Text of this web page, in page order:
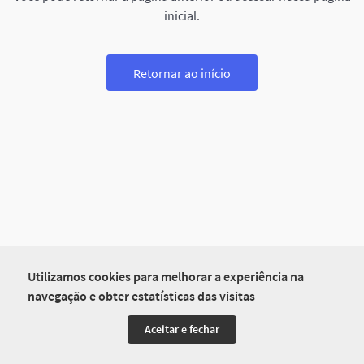
Utilizamos cookies para melhorar a experiência na
navegação e obter estatísticas das visitas
Aceitar e fechar
inicial.
Retornar ao início